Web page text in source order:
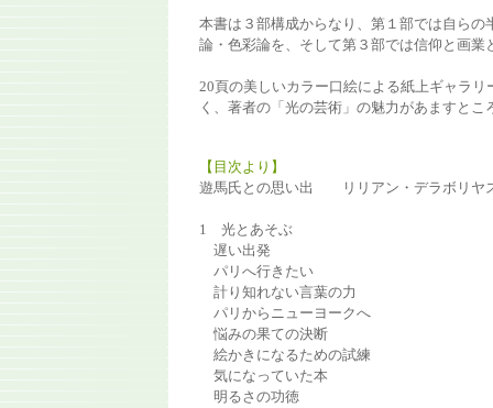
本書は３部構成からなり、第１部では自ら
論・色彩論を、そして第３部では信仰と画業
20頁の美しいカラー口絵による紙上ギャラ
く、著者の「光の芸術」の魅力があますとこ
【目次より】
遊馬氏との思い出 リリアン・デラボリヤ
1 光とあそぶ
遅い出発
パリへ行きたい
計り知れない言葉の力
パリからニューヨークへ
悩みの果ての決断
絵かきになるための試練
気になっていた本
明るさの功徳